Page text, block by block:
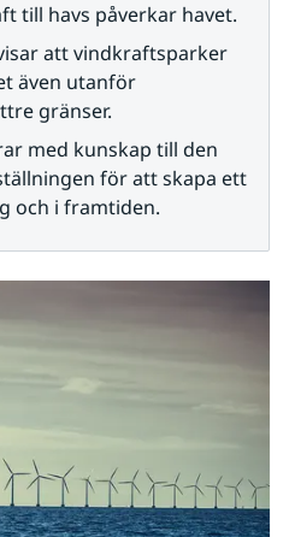
till havs påverkar havet.
att vindkraftsparker
även utanför
gränser.
med kunskap till den
för att skapa ett
och i framtiden.